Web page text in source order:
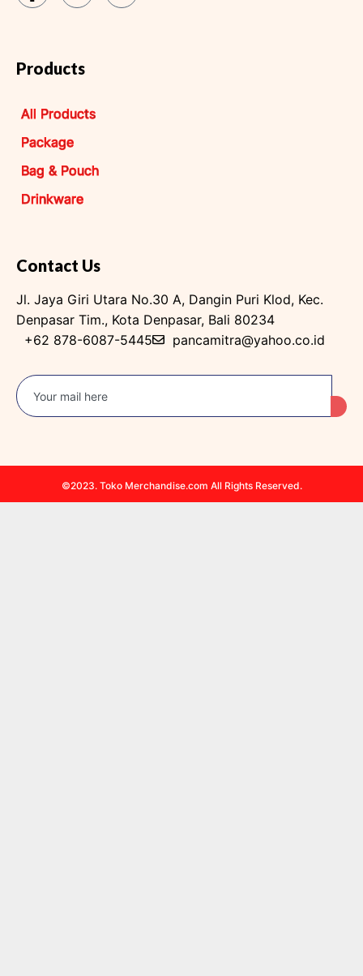
Products
All Products
Package
Bag & Pouch
Drinkware
Contact Us
Jl. Jaya Giri Utara No.30 A, Dangin Puri Klod, Kec.
Denpasar Tim., Kota Denpasar, Bali 80234
+62 878-6087-5445
pancamitra@yahoo.co.id
©2023. Toko Merchandise.com All Rights Reserved.